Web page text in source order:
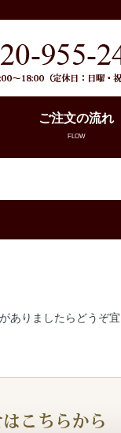
ご注文の流れ
FLOW
りましたらどうぞ宜